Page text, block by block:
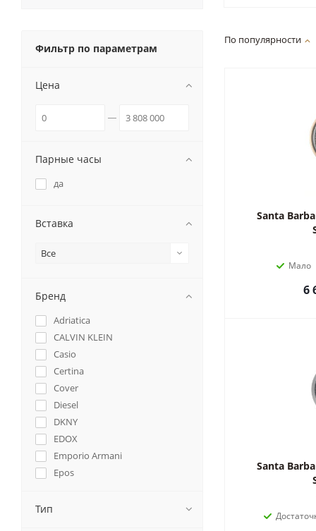
По популярности
Santa
Мало
6
Santa
Фильтр по параметрам
Цена
Парные часы
да
Вставка
Все
Бренд
Adriatica
CALVIN KLEIN
Casio
Certina
Cover
Diesel
DKNY
EDOX
Emporio Armani
Epos
Тип